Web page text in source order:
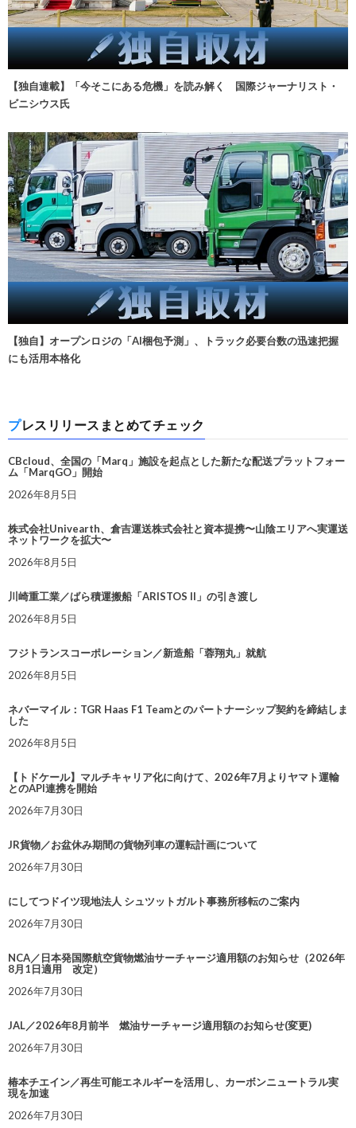
【独自連載】「今そこにある危機」を読み解く 国際ジャーナリスト・
ビニシウス氏
【独自】オープンロジの「AI梱包予測」、トラック必要台数の迅速把握
にも活用本格化
プレスリリースまとめてチェック
CBcloud、全国の「Marq」施設を起点とした新たな配送プラットフォー
ム「MarqGO」開始
2026年8月5日
株式会社Univearth、倉吉運送株式会社と資本提携〜山陰エリアへ実運送
ネットワークを拡大〜
2026年8月5日
川崎重工業／ばら積運搬船「ARISTOS II」の引き渡し
2026年8月5日
フジトランスコーポレーション／新造船「蓉翔丸」就航
2026年8月5日
ネバーマイル：TGR Haas F1 Teamとのパートナーシップ契約を締結しま
した
2026年8月5日
【トドケール】マルチキャリア化に向けて、2026年7月よりヤマト運輸
とのAPI連携を開始
2026年7月30日
JR貨物／お盆休み期間の貨物列車の運転計画について
2026年7月30日
にしてつドイツ現地法人 シュツットガルト事務所移転のご案内
2026年7月30日
NCA／日本発国際航空貨物燃油サーチャージ適用額のお知らせ（2026年
8月1日適用 改定）
2026年7月30日
JAL／2026年8月前半 燃油サーチャージ適用額のお知らせ(変更)
2026年7月30日
椿本チエイン／再生可能エネルギーを活用し、カーボンニュートラル実
現を加速
2026年7月30日